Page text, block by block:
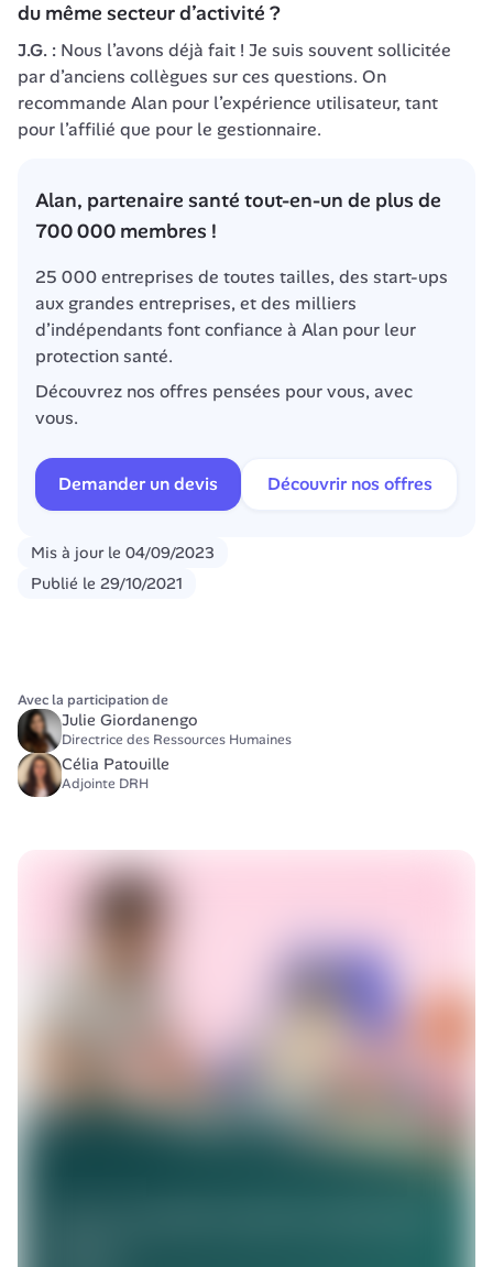
du même secteur d’activité ?
J.G. : Nous l’avons déjà fait ! Je suis souvent sollicitée
par d’anciens collègues sur ces questions. On
recommande Alan pour l’expérience utilisateur, tant
pour l’affilié que pour le gestionnaire.
Alan, partenaire santé tout-en-un de plus de
700 000 membres !
25 000 entreprises de toutes tailles, des start-ups
aux grandes entreprises, et des milliers
d’indépendants font confiance à Alan pour leur
protection santé.
Découvrez nos offres pensées pour vous, avec
vous.
Demander un devis Découvrir nos offres
Mis à jour le 04/09/2023
Publié le 29/10/2021
Avec la participation de
Julie Giordanengo
Directrice des Ressources Humaines
Célia Patouille
Adjointe DRH